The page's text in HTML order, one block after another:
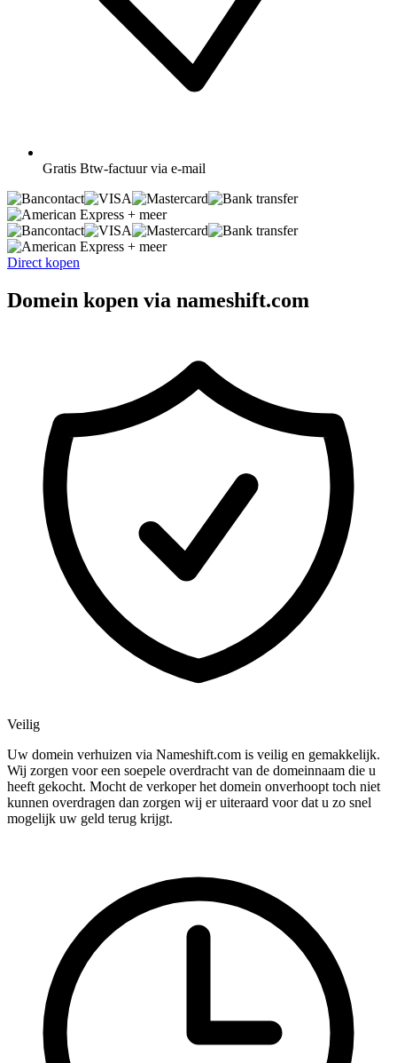
Gratis Btw-factuur via e-mail
+ meer
+ meer
Direct kopen
Domein kopen via nameshift.com
Veilig
Uw domein verhuizen via Nameshift.com is veilig en gemakkelijk.
Wij zorgen voor een soepele overdracht van de domeinnaam die u
heeft gekocht. Mocht de verkoper het domein onverhoopt toch niet
kunnen overdragen dan zorgen wij er uiteraard voor dat u zo snel
mogelijk uw geld terug krijgt.